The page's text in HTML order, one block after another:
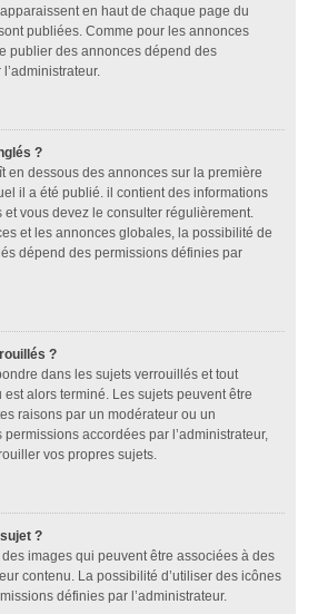
en haut de chaque page du
publiées. Comme pour les annonces
publier des annonces dépend des
?
en dessous des annonces sur la première
il a été publié. il contient des informations
vous devez le consulter régulièrement.
et les annonces globales, la possibilité de
dépend des permissions définies par
?
dans les sujets verrouillés et tout
alors terminé. Les sujets peuvent être
raisons par un modérateur ou un
accordées par l’administrateur,
vos propres sujets.
?
images qui peuvent être associées à des
contenu. La possibilité d’utiliser des icônes
définies par l’administrateur.